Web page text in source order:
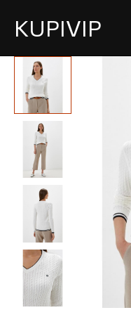
KUPIVIP